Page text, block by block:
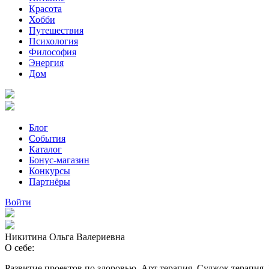
Красота
Хобби
Путешествия
Психология
Философия
Энергия
Дом
Блог
События
Каталог
Бонус-магазин
Конкурсы
Партнёры
Войти
Никитина Ольга Валериевна
О себе: